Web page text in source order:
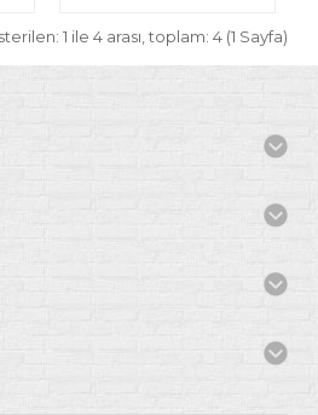
1 ile 4 arası, toplam: 4 (1 Sayfa)